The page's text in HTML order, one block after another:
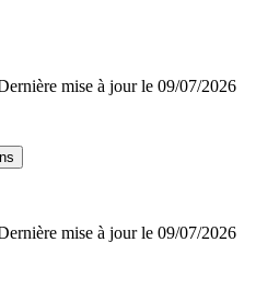
mise à jour le 09/07/2026
mise à jour le 09/07/2026